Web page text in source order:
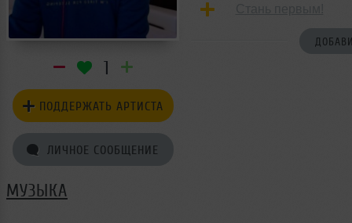
1
ПОДДЕРЖАТЬ АРТИСТА
ЛИЧНОЕ СООБЩЕНИЕ
МУЗЫКА